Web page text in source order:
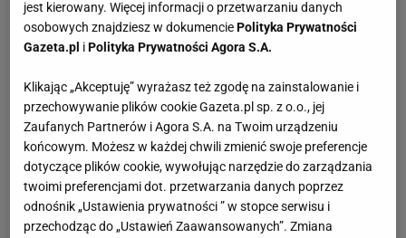
jest kierowany. Więcej informacji o przetwarzaniu danych
osobowych znajdziesz w dokumenciePolityka Prywatności
Gazeta.pl iPolityka Prywatności Agora S.A.
Klikając „Akceptuję” wyrażasz też zgodę na zainstalowanie i
przechowywanie plików cookie Gazeta.pl sp. z o.o., jej
Zaufanych Partnerów i Agora S.A. na Twoim urządzeniu
końcowym. Możesz w każdej chwili zmienić swoje preferencje
dotyczące plików cookie, wywołując narzędzie do zarządzania
twoimi preferencjami dot. przetwarzania danych poprzez
odnośnik „Ustawienia prywatności ” w stopce serwisu i
przechodząc do „Ustawień Zaawansowanych”. Zmiana